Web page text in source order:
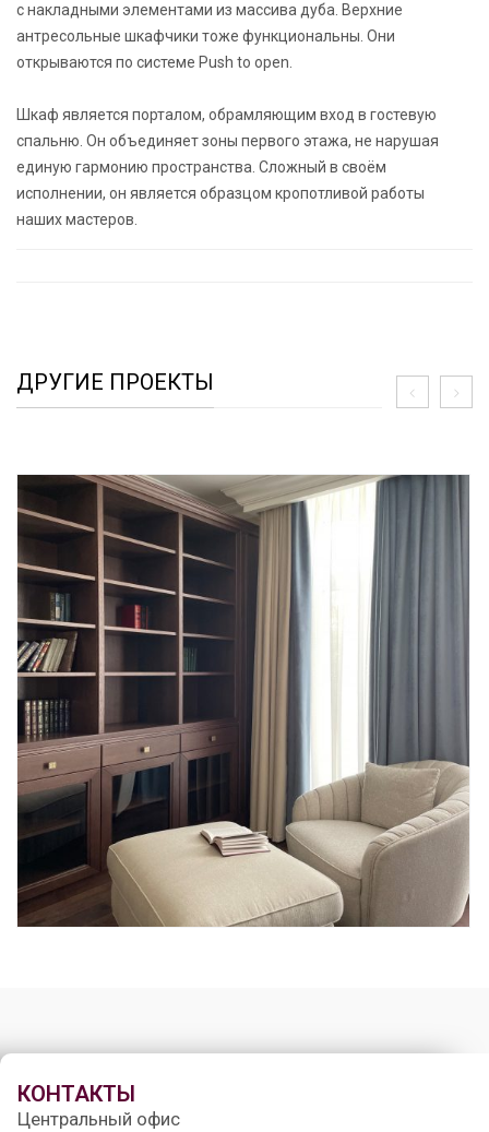
с накладными элементами из массива дуба. Верхние
антресольные шкафчики тоже функциональны. Они
открываются по системе Push to open.
Шкаф является порталом, обрамляющим вход в гостевую
спальню. Он объединяет зоны первого этажа, не нарушая
единую гармонию пространства. Сложный в своём
исполнении, он является образцом кропотливой работы
наших мастеров.
ДРУГИЕ ПРОЕКТЫ
КОНТАКТЫ
Центральный офис